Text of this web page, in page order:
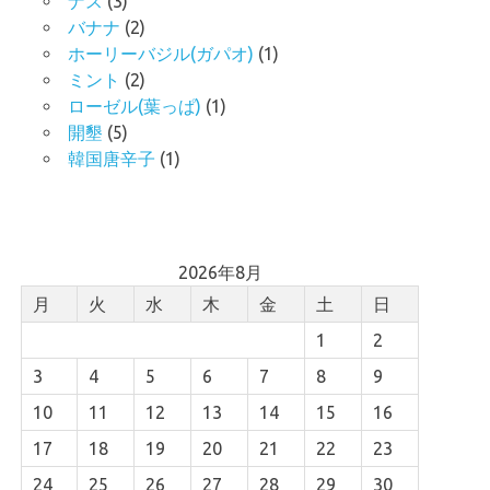
バナナ (2)
ホーリーバジル(ガパオ) (1)
ミント (2)
ローゼル(葉っぱ) (1)
開墾 (5)
韓国唐辛子 (1)
2026年8月
月
火 水 木 金 土
日
1
2
3
4 5 6 7 8
9
10
11 12 13 14 15
16
17
18 19 20 21 22
23
24
25 26 27 28 29 30